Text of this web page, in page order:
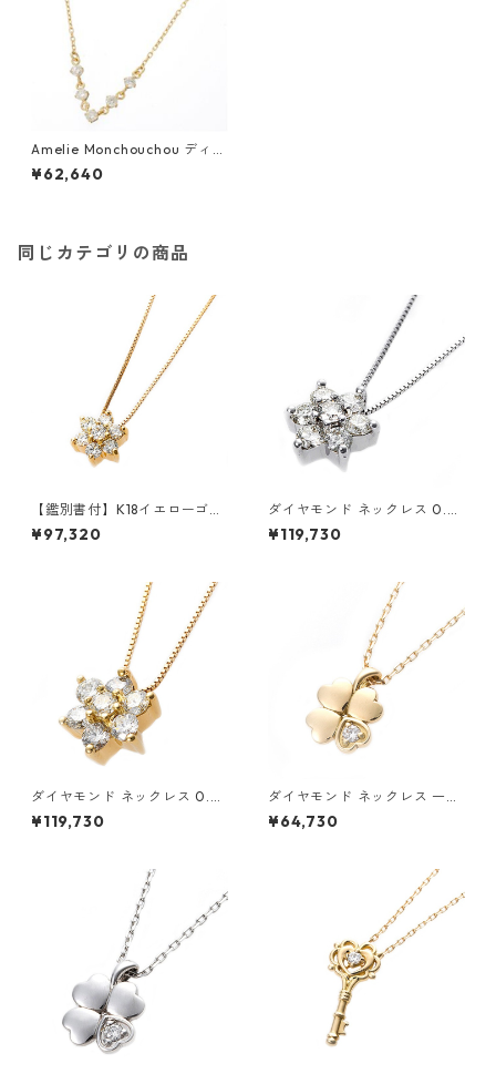
Amelie Monchouchou ディア
プリュイ K18ダイヤモンドペン
ダント/ネックレス イエローゴ
¥62,640
同じカテゴリの商品
【鑑別書付】K18イエローゴー
ルド 天然ダイヤネックレス ダ
イヤモンドペンダント/ネック
¥97,320
ダイヤモンド ネックレス 0.3c
t K18 ホワイトゴールド 0.3カ
ラット 花 フラワーモチーフ ペ
¥119,730
ダイヤモンド ネックレス 0.3c
t K18 イエローゴールド 0.3カ
ラット 花 フラワーモチーフ ペ
¥119,730
ダイヤモンド ネックレス 一粒
0.014ct K18 イエローゴール
ド 四葉 クローバーモチーフ ペ
¥64,730